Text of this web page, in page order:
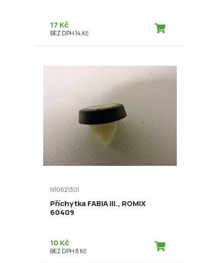
17 Kč
BEZ DPH 14 Kč
N10621301
Příchytka FABIA III., ROMIX
60409
10 Kč
BEZ DPH 8 Kč